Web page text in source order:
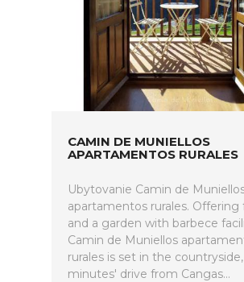
CAMIN DE MUNIELLOS
APARTAMENTOS RURALES
Ubytovanie Camin de
apartamentos rurales. Offering
and a garden with barbece
Camin de Muniellos
rurales is set in the countryside,
minutes' drive from Cangas...